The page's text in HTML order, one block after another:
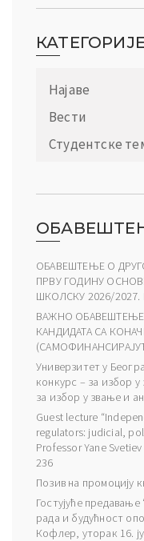
КАТЕГОРИЈЕ
Најаве
Вести
Студентске
ОБАВЕШТЕЊЕ О
ПРВУ ГОДИНУ
ШКОЛСКУ 2026/
ВАЖНО
КАНДИДАТА СА
Универзитет у
конкурс – за избор
за избор у звање и
Guest lecture
regulators: judicial,
Professor Yane
236
Позив на промоцију
Гостујуће
рада и будућност
Кофлер, уторак 16.